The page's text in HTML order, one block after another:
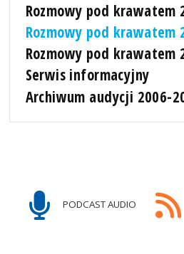
Rozmowy pod krawatem
Rozmowy pod krawatem
Rozmowy pod krawatem
Serwis informacyjny
Archiwum audycji 2006-
PODCAST AUDIO